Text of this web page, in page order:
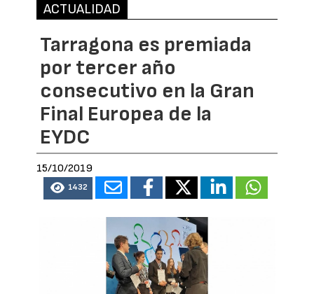
ACTUALIDAD
Tarragona es premiada
por tercer año
consecutivo en la Gran
Final Europea de la
EYDC
15/10/2019
1432